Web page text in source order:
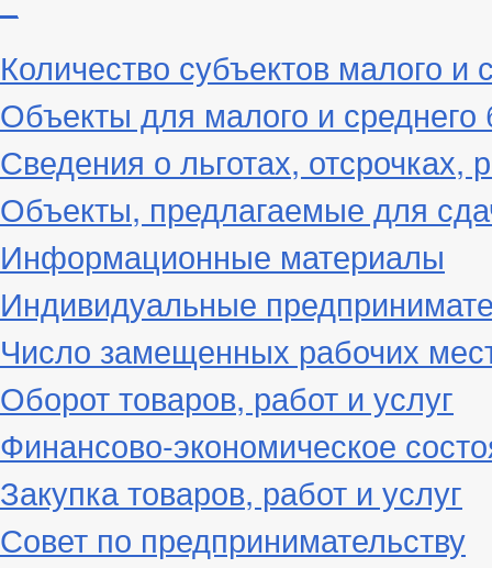
Количество субъектов малого и
Объекты для малого и среднего
Сведения о льготах, отсрочках,
Объекты, предлагаемые для
Информационные материалы
Индивидуальные
Число замещенных рабочих
Оборот товаров, работ и услуг
Финансово-экономическое
Закупка товаров, работ и услуг
Совет по предпринимательству